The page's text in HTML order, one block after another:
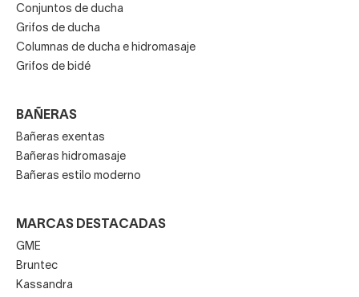
Conjuntos de ducha
Grifos de ducha
Columnas de ducha e hidromasaje
Grifos de bidé
BAÑERAS
Bañeras exentas
Bañeras hidromasaje
Bañeras estilo moderno
MARCAS DESTACADAS
GME
Bruntec
Kassandra